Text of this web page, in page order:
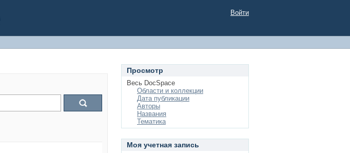
Войти
Просмотр
Весь DocSpace
Области и коллекции
Дата публикации
Авторы
Названия
Тематика
Моя учетная запись